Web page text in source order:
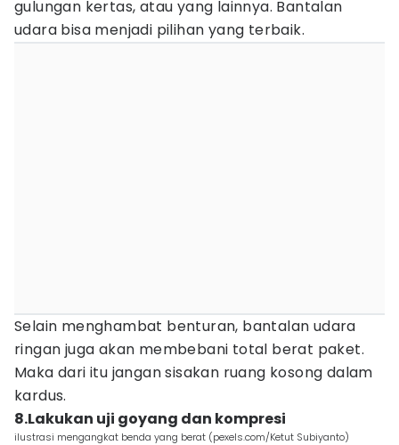
gulungan kertas, atau yang lainnya. Bantalan
udara bisa menjadi pilihan yang terbaik.
Selain menghambat benturan, bantalan udara
ringan juga akan membebani total berat paket.
Maka dari itu jangan sisakan ruang kosong dalam
kardus.
8.Lakukan uji goyang dan kompresi
ilustrasi mengangkat benda yang berat (pexels.com/Ketut Subiyanto)